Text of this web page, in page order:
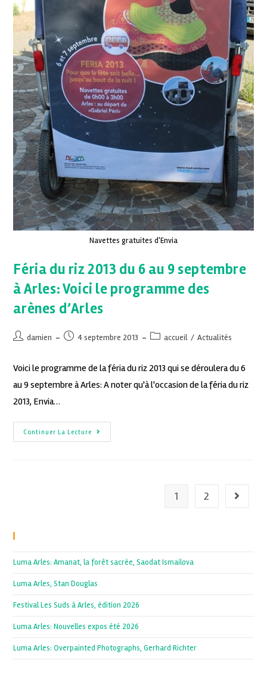
Navettes gratuites d'Envia
Féria du riz 2013 du 6 au 9 septembre
à Arles: Voici le programme des
arènes d’Arles
damien 4 septembre 2013 accueil / Actualités
Voici le programme de la féria du riz 2013 qui se déroulera du 6
au 9 septembre à Arles: A noter qu'à l'occasion de la féria du riz
2013, Envia…
Continuer La Lecture
1 2
Luma Arles: Amanat, la forêt sacrée, Saodat Ismailova
Luma Arles, Stan Douglas
Festival Les Suds à Arles, édition 2026
Luma Arles: Nouvelles expos été 2026
Luma Arles: Overpainted Photographs, Gerhard Richter